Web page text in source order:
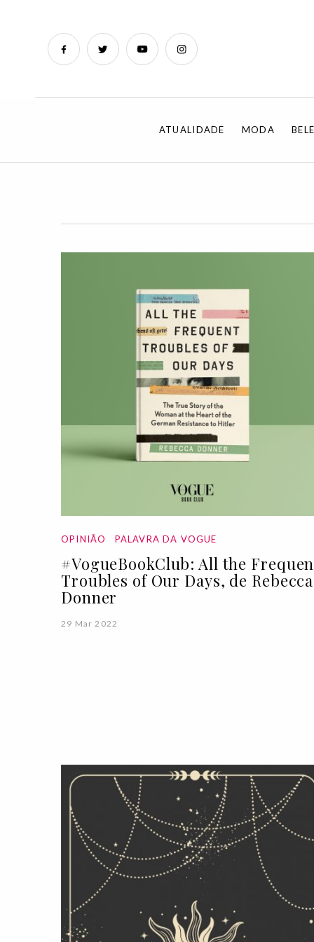
ATUALIDADE MODA
OPINIÃO PALAVRA DA VOGUE
#VogueBookClub: All the
Troubles of Our Days, de Rebecca
Donner
29 Mar 2022